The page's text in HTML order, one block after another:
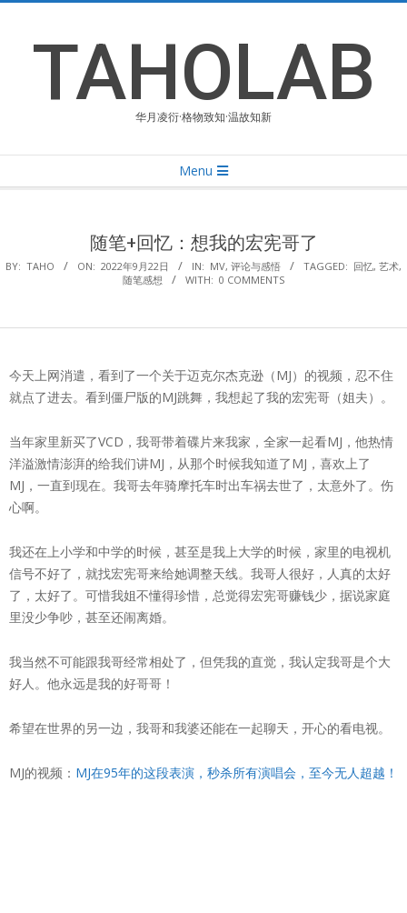
contentTAHOLAB
华月凌衍·格物致知·温故知新
Navigation
Menu
随笔+回忆：想我的宏宪哥了
BY: TAHO ON: 2022年9月22日 IN: MV, 评论与感悟 TAGGED: 回忆, 艺术,
随笔感想
WITH: 0 COMMENTS
今天上网消遣，看到了一个关于迈克尔杰克逊（MJ）的视频，忍不住
就点了进去。看到僵尸版的MJ跳舞，我想起了我的宏宪哥（姐夫）。
当年家里新买了VCD，我哥带着碟片来我家，全家一起看MJ，他热情
洋溢激情澎湃的给我们讲MJ，从那个时候我知道了MJ，喜欢上了
MJ，一直到现在。我哥去年骑摩托车时出车祸去世了，太意外了。伤
心啊。
我还在上小学和中学的时候，甚至是我上大学的时候，家里的电视机
信号不好了，就找宏宪哥来给她调整天线。我哥人很好，人真的太好
了，太好了。可惜我姐不懂得珍惜，总觉得宏宪哥赚钱少，据说家庭
里没少争吵，甚至还闹离婚。
我当然不可能跟我哥经常相处了，但凭我的直觉，我认定我哥是个大
好人。他永远是我的好哥哥！
希望在世界的另一边，我哥和我婆还能在一起聊天，开心的看电视。
MJ的视频： MJ在95年的这段表演，秒杀所有演唱会，至今无人超越！